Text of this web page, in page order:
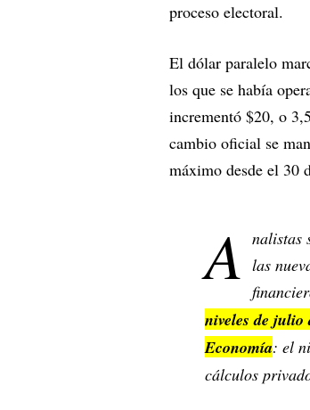
proceso electoral.
El dólar paralelo
los que se había
incrementó $20, o
cambio oficial se
máximo desde el 30
A nalistas
las
niveles de
Economía: el
cálculos